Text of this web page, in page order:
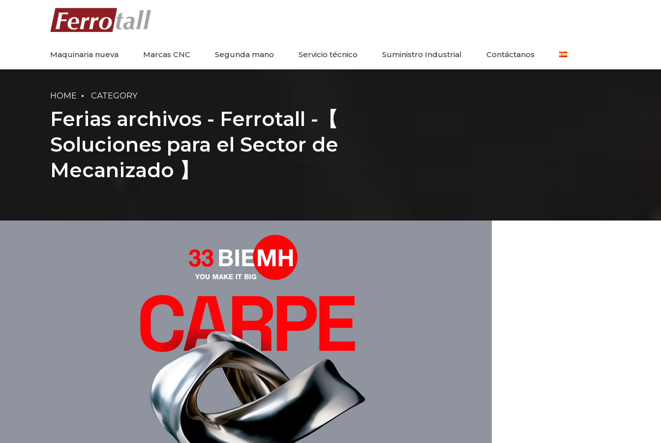
Maquinaria nueva Marcas CNC Segunda mano Servicio técnico Suministro Industrial Contáctanos
HOME CATEGORY
Ferias archivos - Ferrotall -【
Soluciones para el Sector de
Mecanizado 】